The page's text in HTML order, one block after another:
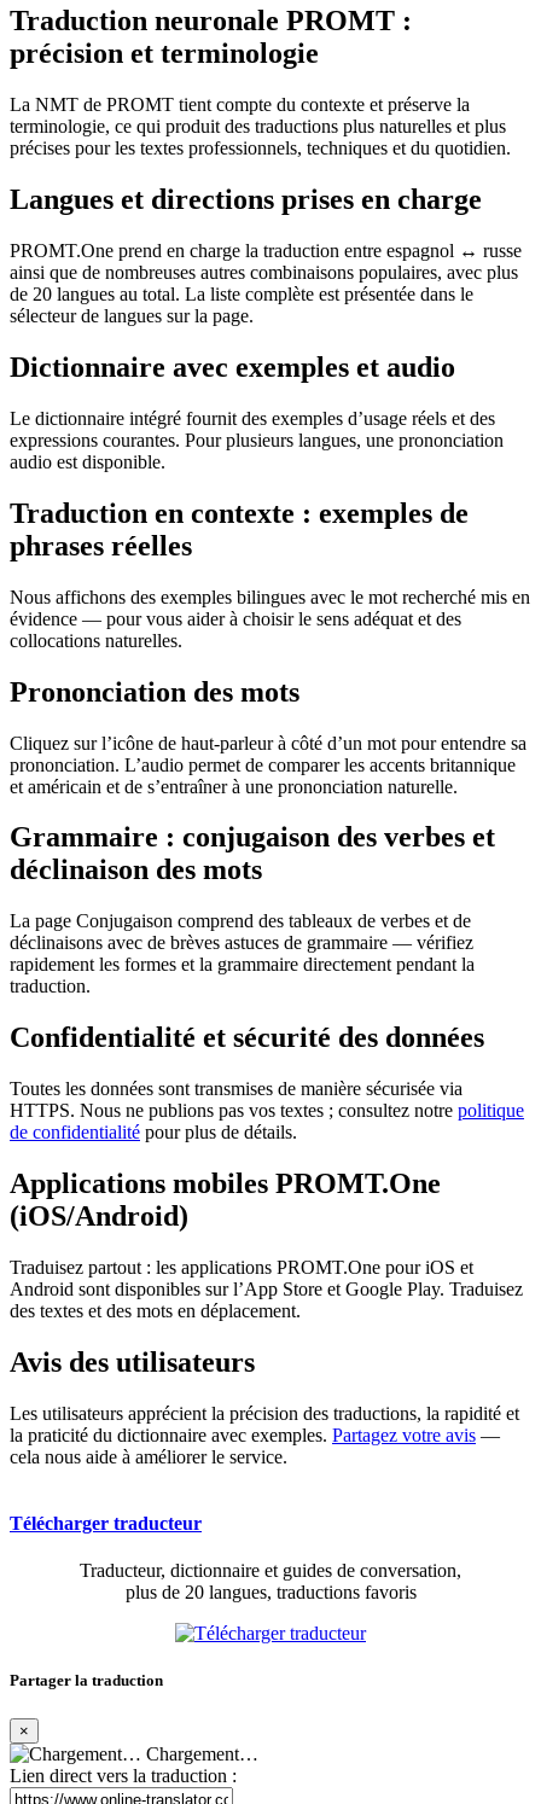
Traduction neuronale PROMT :
précision et terminologie
La NMT de PROMT tient compte du contexte et préserve la
terminologie, ce qui produit des traductions plus naturelles et plus
précises pour les textes professionnels, techniques et du quotidien.
Langues et directions prises en charge
PROMT.One prend en charge la traduction entre espagnol ↔ russe
ainsi que de nombreuses autres combinaisons populaires, avec plus
de 20 langues au total. La liste complète est présentée dans le
sélecteur de langues sur la page.
Dictionnaire avec exemples et audio
Le dictionnaire intégré fournit des exemples d’usage réels et des
expressions courantes. Pour plusieurs langues, une prononciation
audio est disponible.
Traduction en contexte : exemples de
phrases réelles
Nous affichons des exemples bilingues avec le mot recherché mis en
évidence — pour vous aider à choisir le sens adéquat et des
collocations naturelles.
Prononciation des mots
Cliquez sur l’icône de haut-parleur à côté d’un mot pour entendre sa
prononciation. L’audio permet de comparer les accents britannique
et américain et de s’entraîner à une prononciation naturelle.
Grammaire : conjugaison des verbes et
déclinaison des mots
La page Conjugaison comprend des tableaux de verbes et de
déclinaisons avec de brèves astuces de grammaire — vérifiez
rapidement les formes et la grammaire directement pendant la
traduction.
Confidentialité et sécurité des données
Toutes les données sont transmises de manière sécurisée via
HTTPS. Nous ne publions pas vos textes ; consultez notre politique
de confidentialité pour plus de détails.
Applications mobiles PROMT.One
(iOS/Android)
Traduisez partout : les applications PROMT.One pour iOS et
Android sont disponibles sur l’App Store et Google Play. Traduisez
des textes et des mots en déplacement.
Avis des utilisateurs
Les utilisateurs apprécient la précision des traductions, la rapidité et
la praticité du dictionnaire avec exemples. Partagez votre avis —
cela nous aide à améliorer le service.
Télécharger traducteur
Traducteur, dictionnaire et guides de conversation,
plus de 20 langues, traductions favoris
Partager la traduction
×
Chargement…
Lien direct vers la traduction :